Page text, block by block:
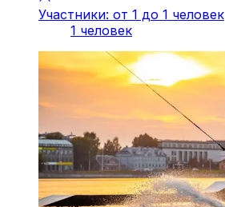
Участники: от 1 до 1 человек
1 человек